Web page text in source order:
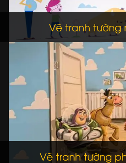
Vẽ tranh tường
Vẽ tranh tường